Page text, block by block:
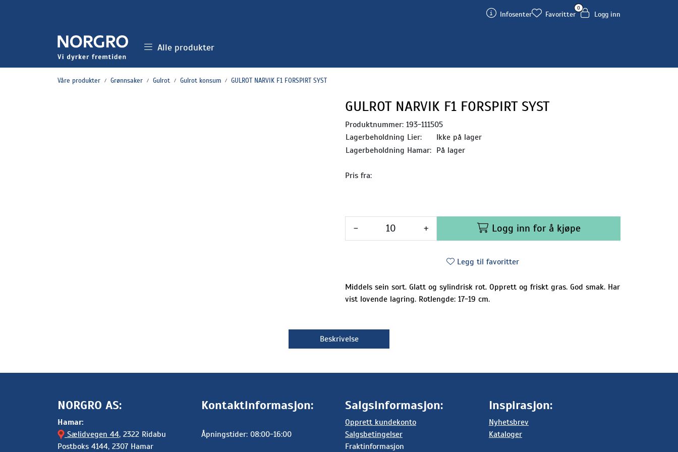
Infosenter
0
Favoritter Logg inn
Alle produkter
Våre produkter Grønnsaker Gulrot Gulrot konsum GULROT NARVIK F1 FORSPIRT SYST
GULROT NARVIK F1 FORSPIRT SYST
Produktnummer: 193-111505
Lagerbeholdning Lier:
Ikke på lager
Lagerbeholdning Hamar: På lager
Pris fra:
- + Logg inn for å kjøpe
Legg til favoritter
Middels sein sort. Glatt og sylindrisk rot. Opprett og friskt gras. God smak. Har
vist lovende lagring. Rotlengde: 17-19 cm.
Beskrivelse
NORGRO AS:
Hamar:
Sælidvegen 44, 2322 Ridabu
Postboks 4144, 2307 Hamar
Kontaktinformasjon:
Åpningstider: 08:00-16:00
Salgsinformasjon:
Opprett kundekonto
Salgsbetingelser
Fraktinformasjon
Inspirasjon:
Nyhetsbrev
Kataloger